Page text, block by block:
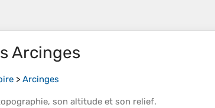
Arcinges
> Arcinges
, son altitude et son relief.